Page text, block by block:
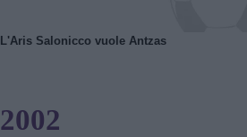
L'Aris Salonicco vuole Antzas
2002